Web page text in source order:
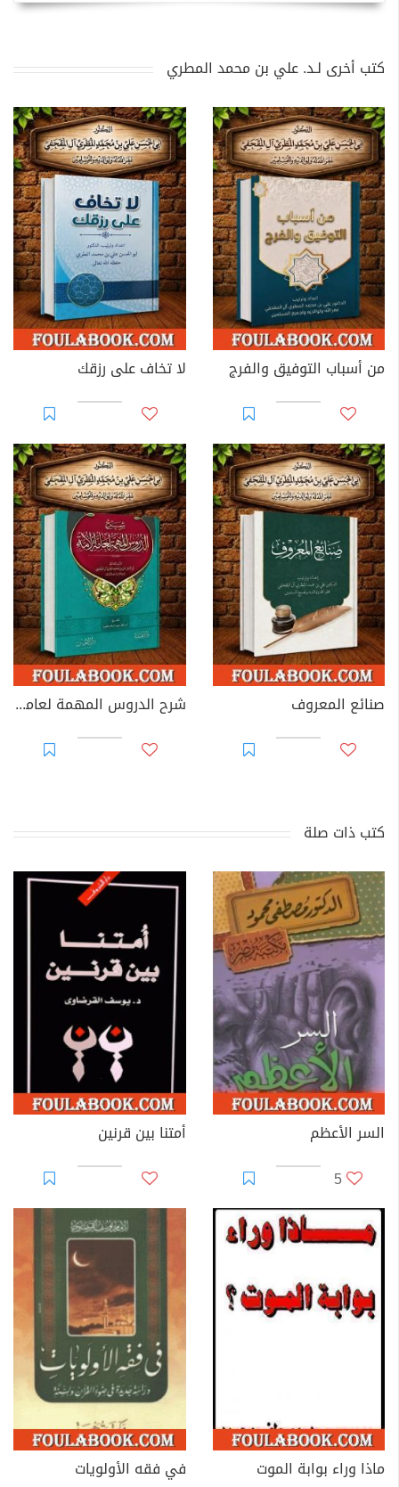
كتب أخرى لـد. علي بن محمد المطري
من أسباب التوفيق والفرج لا تخاف على رزقك
صنائع المعروف شرح الدروس المهمة لعامة الأمة
كتب ذات صلة
السر الأعظم
5
أمتنا بين قرنين
ماذا وراء بوابة الموت في فقه الأولويات